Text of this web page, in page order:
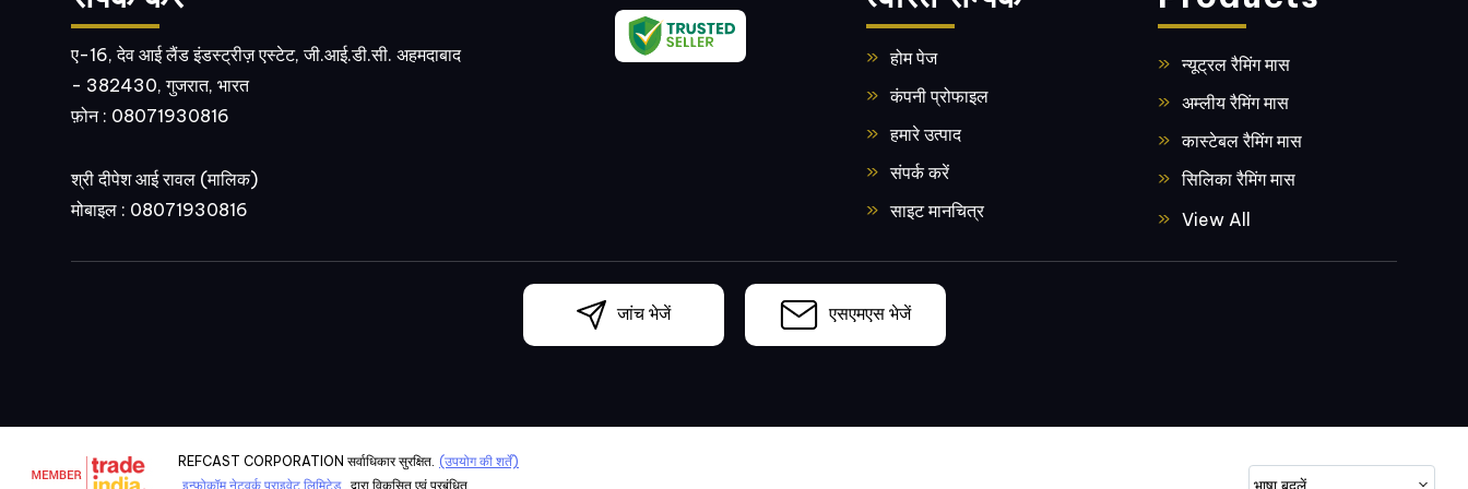
ए-16, देव आई लैंड इंडस्ट्रीज़ एस्टेट, जी.आई.डी.सी. अहमदाबाद
- 382430, गुजरात, भारत
फ़ोन : 08071930816
श्री दीपेश आई रावल (मालिक)
मोबाइल : 08071930816
न्यूट्रल रैमिंग मास
अम्लीय रैमिंग मास
कास्टेबल रैमिंग मास
सिलिका रैमिंग मास
बेसिक रैमिंग मास
एल्यूमिनियम शॉट
View All
होम पेज
कंपनी प्रोफाइल
हमारे उत्पाद
संपर्क करें
साइट मानचित्र
जांच भेजें एसएमएस भेजें
REFCAST CORPORATION सर्वाधिकार सुरक्षित. (उपयोग की शर्तें)
इन्फोकॉम नेटवर्क प्राइवेट लिमिटेड . द्वारा विकसित एवं प्रबंधित